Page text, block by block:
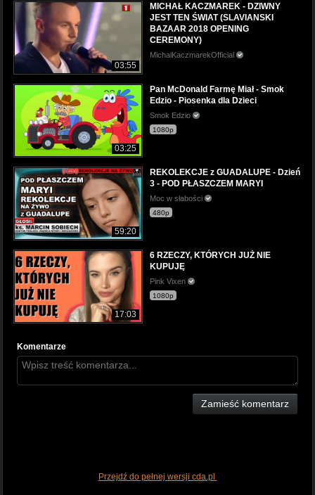
03:55
MICHAŁ KACZMAREK - DZIWNY
JEST TEN ŚWIAT (SLAVIANSKI
BAZAAR 2018 OPENING
CEREMONY)
MichalKaczmarekOfficial
03:25
Pan McDonald Farmę Miał - Smok
Edzio - Piosenka dla Dzieci
Smok Edzio
1080p
59:20
REKOLEKCJE z GUADALUPE - Dzień
3 - POD PŁASZCZEM MARYI
Moc w słabości
480p
17:03
6 RZECZY, KTÓRYCH JUŻ NIE
KUPUJĘ
Pink Vixen
1080p
Komentarze
Zamieść komentarz
Przejdź do pełnej wersji cda.pl